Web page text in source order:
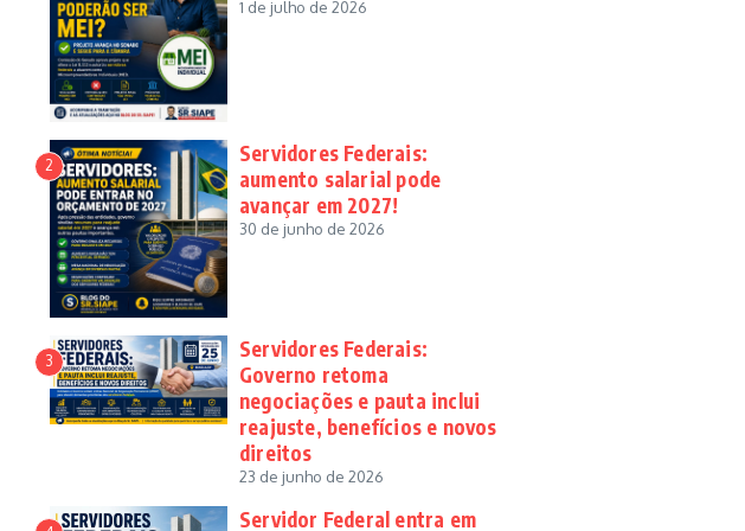
1 de julho de 2026
2
Servidores Federais:
aumento salarial pode
avançar em 2027!
30 de junho de 2026
3
Servidores Federais:
Governo retoma
negociações e pauta inclui
reajuste, benefícios e novos
direitos
23 de junho de 2026
Servidor Federal entra em